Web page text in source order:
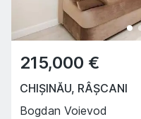
215,000 €
CHIȘINĂU, RÂȘCANI
Bogdan Voievod